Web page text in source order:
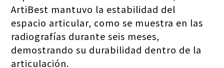
ArtiBest mantuvo la estabilidad del
espacio articular, como se muestra en las
radiografías durante seis meses,
demostrando su durabilidad dentro de la
articulación.